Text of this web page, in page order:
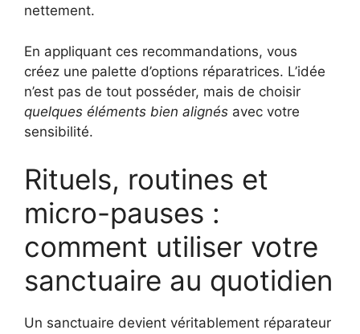
nettement.
En appliquant ces recommandations, vous
créez une palette d’options réparatrices. L’idée
n’est pas de tout posséder, mais de choisir
quelques éléments bien alignés avec votre
sensibilité.
Rituels, routines et
micro-pauses :
comment utiliser votre
sanctuaire au quotidien
Un sanctuaire devient véritablement réparateur